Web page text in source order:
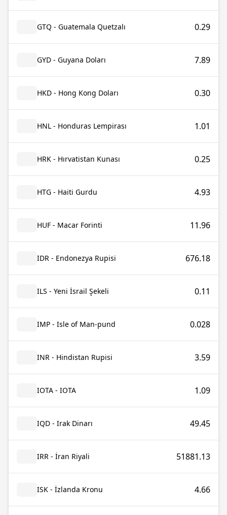
GTQ - Guatemala Quetzalı 0.29
GYD - Guyana Doları 7.89
HKD - Hong Kong Doları 0.30
HNL - Honduras Lempirası 1.01
HRK - Hırvatistan Kunası 0.25
HTG - Haiti Gurdu 4.93
HUF - Macar Forinti 11.96
IDR - Endonezya Rupisi 676.18
ILS - Yeni İsrail Şekeli 0.11
IMP - Isle of Man-pund 0.028
INR - Hindistan Rupisi 3.59
IOTA - IOTA 1.09
IQD - Irak Dinarı 49.45
IRR - İran Riyali 51881.13
ISK - İzlanda Kronu 4.66